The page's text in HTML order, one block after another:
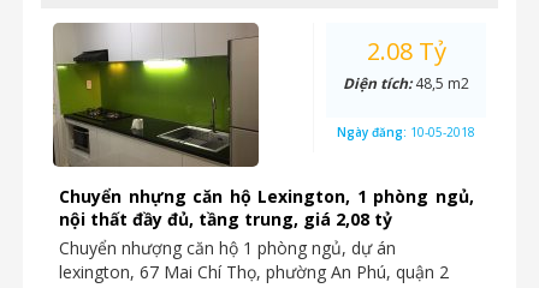
Chuyển nhựng căn hộ Lexington, 1 phòng ngủ,
nội thất đầy đủ, tầng trung, giá 2,08 tỷ
Chuyển nhượng căn hộ 1 phòng ngủ, dự án
lexington, 67 Mai Chí Thọ, phường An Phú, quận 2
2.08 Tỷ
Diện tích:48,5 m2
Ngày đăng: 10-05-2018